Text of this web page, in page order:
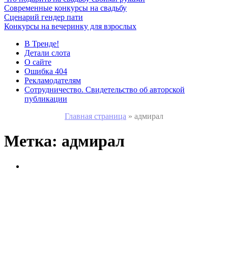
Современные конкурсы на свадьбу
Сценарий гендер пати
Конкурсы на вечеринку для взрослых
В Тренде!
Детали слота
О сайте
Ошибка 404
Рекламодателям
Сотрудничество. Свидетельство об авторской
публикации
Главная страница » адмирал
Метка: адмирал